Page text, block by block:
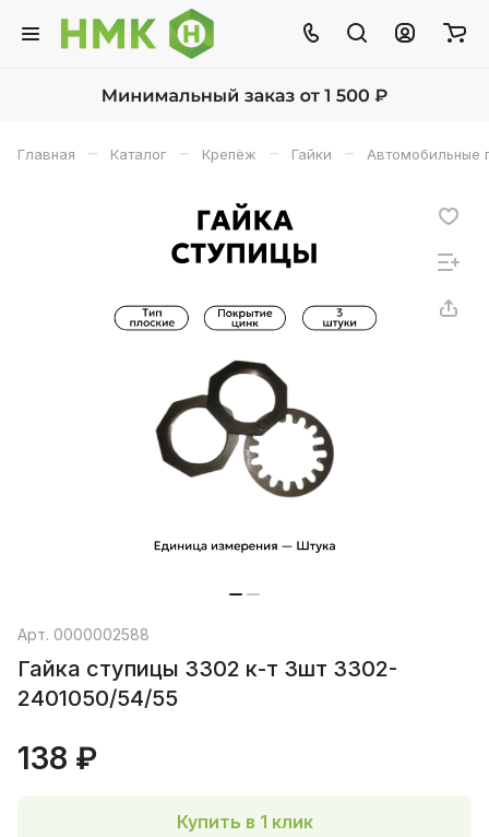
Главная – Каталог – Крепёж – Гайки – Автомобильные
Арт. 0000002588
Гайка ступицы 3302 к-т 3шт 3302-
2401050/54/55
138 ₽
Купить в 1 клик